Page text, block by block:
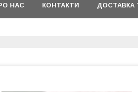
НАС КОНТАКТИ ДОСТАВКА